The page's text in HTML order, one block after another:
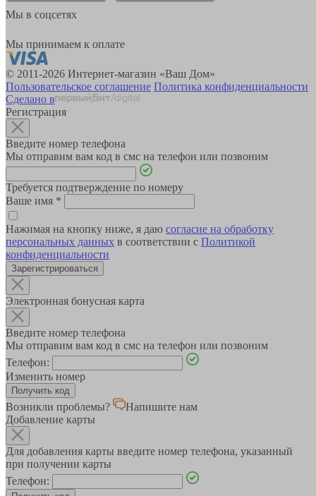
Мы в соцсетях
Мы принимаем к оплате
© 2011-2026 Интернет-магазин «Ваш Дом»
Пользовательское соглашение Политика конфиденциальности
Сделано в
Регистрация
Введите номер телефона
Мы отправим вам код в смс на телефон или позвоним
Требуется подтверждение по номеру
Ваше имя *
Нажимая на кнопку ниже, я даю согласие на обработку
персональных данных в соответствии с Политикой
конфиденциальности
Зарегистрироваться
Электронная бонусная карта
Введите номер телефона
Мы отправим вам код в смс на телефон или позвоним
Телефон:
Изменить номер
Возникли проблемы?
Напишите нам
Добавление карты
Для добавления карты введите номер телефона, указанный
при получении карты
Телефон: